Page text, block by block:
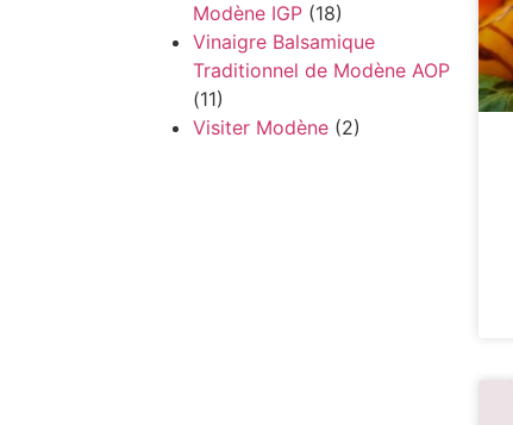
Modène IGP (18)
Vinaigre Balsamique
Traditionnel de Modène AOP
(11)
Visiter Modène (2)